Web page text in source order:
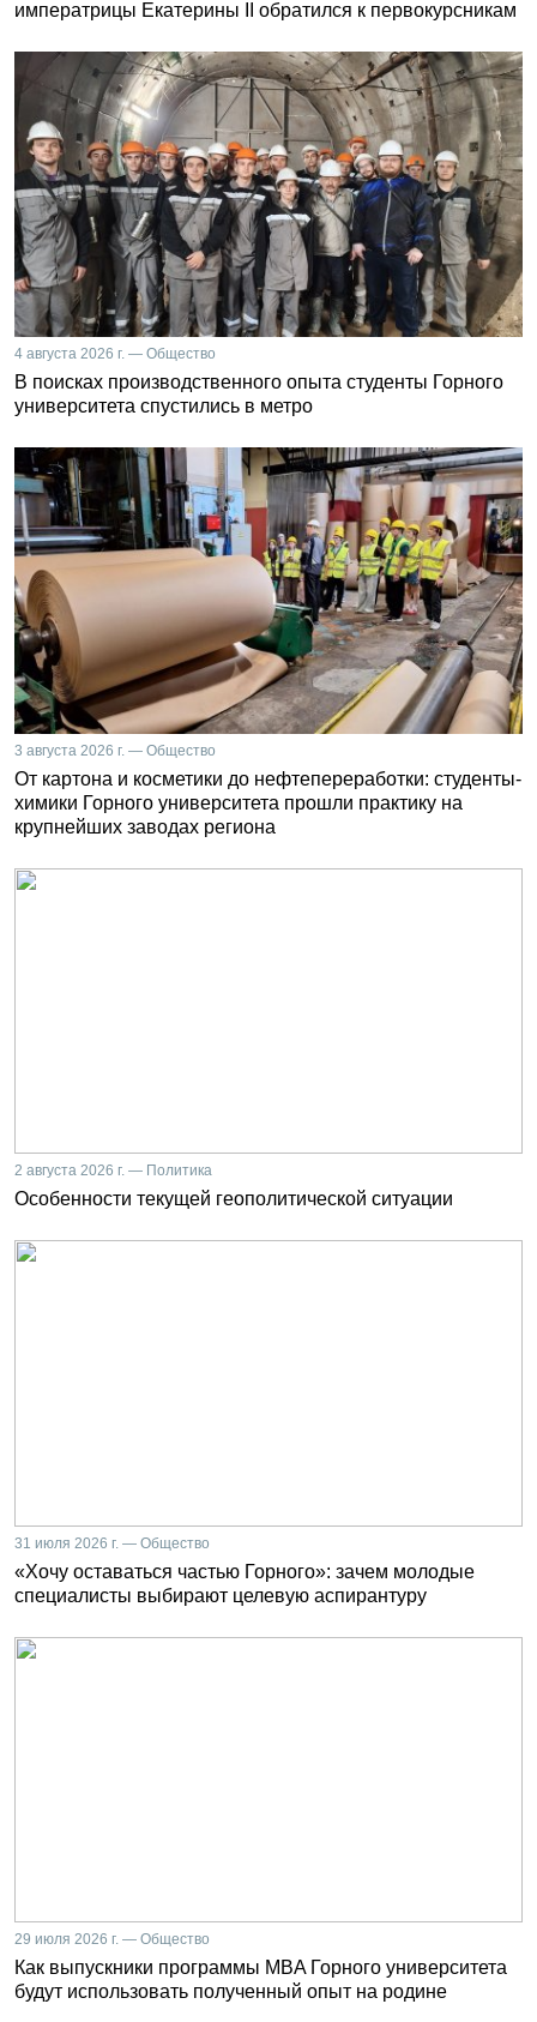
императрицы Екатерины II обратился к первокурсникам
4 августа 2026 г. — Общество
В поисках производственного опыта студенты Горного
университета спустились в метро
3 августа 2026 г. — Общество
От картона и косметики до нефтепереработки: студенты-
химики Горного университета прошли практику на
крупнейших заводах региона
2 августа 2026 г. — Политика
Особенности текущей геополитической ситуации
31 июля 2026 г. — Общество
«Хочу оставаться частью Горного»: зачем молодые
специалисты выбирают целевую аспирантуру
29 июля 2026 г. — Общество
Как выпускники программы MBA Горного университета
будут использовать полученный опыт на родине